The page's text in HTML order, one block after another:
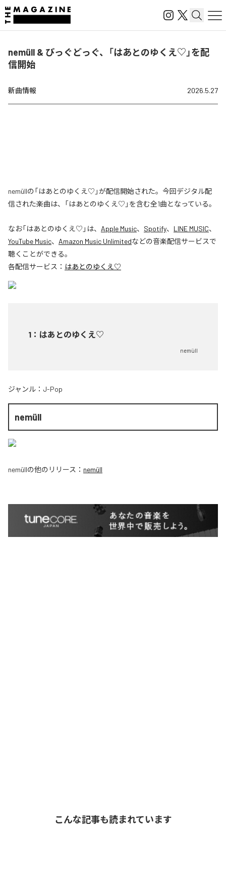
nemüll & びっぐどっぐ、「はあとのゆくえ♡」を配
信開始
新曲情報 2026.5.27
nemüllの「はあとのゆくえ♡」が配信開始された。今回デジタル配
信された楽曲は、「はあとのゆくえ♡」を含む全1曲となっている。
なお「はあとのゆくえ♡ 」は、 Apple Music、 Spotify、 LINE MUSIC、
YouTube Music、 Amazon Music Unlimitedなどの音楽配信サービスで
聴くことができる。
各配信サービス： はあとのゆくえ♡
1 ： はあとのゆくえ♡
nemüll
ジャンル： J-Pop
nemüll
nemüllの他のリリース： nemüll
こんな記事も読まれています